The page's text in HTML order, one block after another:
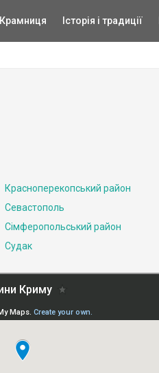
Крамниця Історія і традиції
Красноперекопський район
Севастополь
Сімферопольський район
Судак